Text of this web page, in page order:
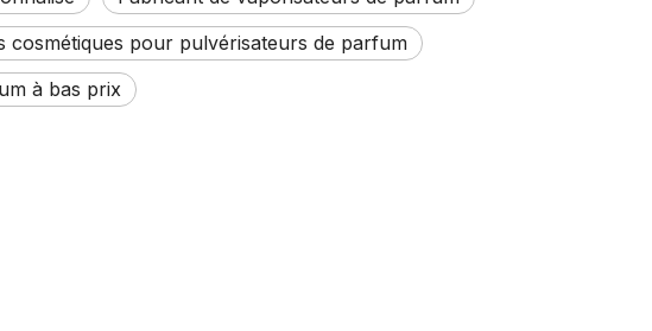
cosmétiques pour pulvérisateurs de parfum
à bas prix